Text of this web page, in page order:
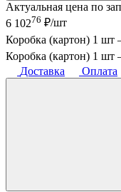
Актуальная цена по
6 10276 ₽/шт
Коробка (картон) 1
Коробка (картон) 1
Доставка
Оплата